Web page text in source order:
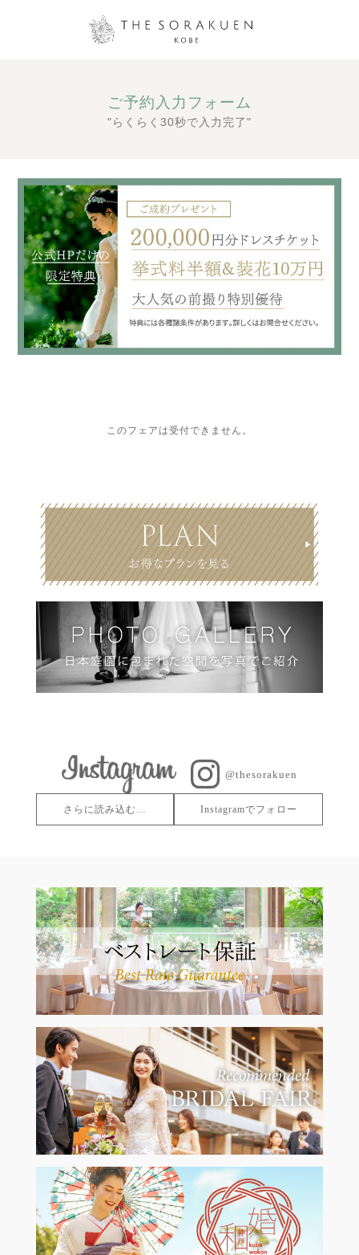
ご予約入力フォーム
"らくらく30秒で入力完了"
このフェアは受付できません。
@thesorakuen
さらに読み込む… Instagramでフォロー